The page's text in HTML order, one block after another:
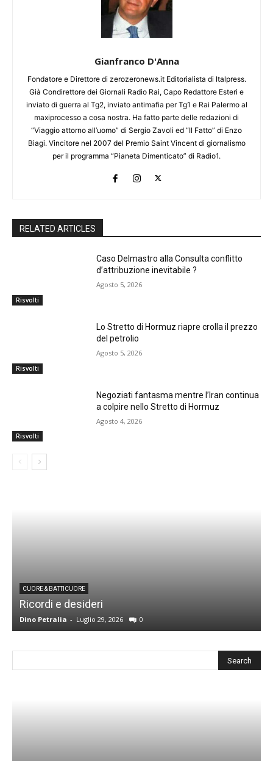
Gianfranco D'Anna
Fondatore e Direttore di zerozeronews.it Editorialista di Italpress.
Già Condirettore dei Giornali Radio Rai, Capo Redattore Esteri e
inviato di guerra al Tg2, inviato antimafia per Tg1 e Rai Palermo al
maxiprocesso a cosa nostra. Ha fatto parte delle redazioni di
“Viaggio attorno all’uomo” di Sergio Zavoli ed “Il Fatto” di Enzo
Biagi. Vincitore nel 2007 del Premio Saint Vincent di giornalismo
per il programma “Pianeta Dimenticato” di Radio1.
RELATED ARTICLES
Risvolti
Caso Delmastro alla Consulta conflitto
d’attribuzione inevitabile ?
Agosto 5, 2026
Risvolti
Lo Stretto di Hormuz riapre crolla il prezzo
del petrolio
Agosto 5, 2026
Risvolti
Negoziati fantasma mentre l’Iran continua
a colpire nello Stretto di Hormuz
Agosto 4, 2026
CUORE & BATTICUORE
Ricordi e desideri
Dino Petralia - Luglio 29, 2026 0